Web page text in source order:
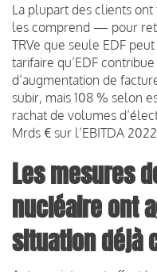
La plupart des clients
les comprend — pour
TRVe que seule EDF
tarifaire qu’EDF
d’augmentation de
subir, mais 108 % selon
rachat de volumes
Mrds € sur l’EBITDA 2022.
Les mesures
nucléaire ont
situation déjà